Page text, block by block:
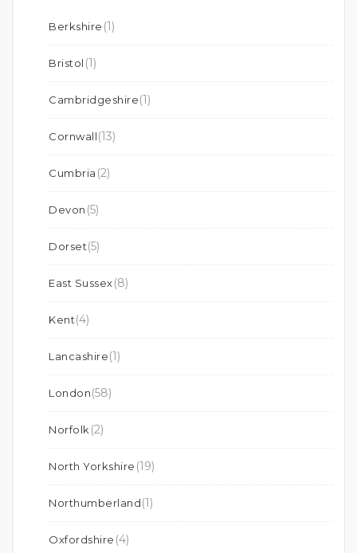
Berkshire (1)
Bristol (1)
Cambridgeshire(1)
Cornwall(13)
Cumbria (2)
Devon (5)
Dorset(5)
East Sussex(8)
Kent(4)
Lancashire(1)
London(58)
Norfolk (2)
North Yorkshire (19)
Northumberland(1)
Oxfordshire (4)